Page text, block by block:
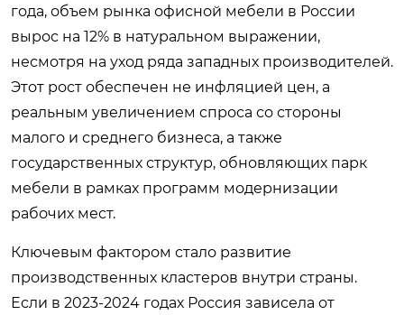
года, объем рынка офисной мебели в России
вырос на 12% в натуральном выражении,
несмотря на уход ряда западных производителей.
Этот рост обеспечен не инфляцией цен, а
реальным увеличением спроса со стороны
малого и среднего бизнеса, а также
государственных структур, обновляющих парк
мебели в рамках программ модернизации
рабочих мест.
Ключевым фактором стало развитие
производственных кластеров внутри страны.
Если в 2023-2024 годах Россия зависела от